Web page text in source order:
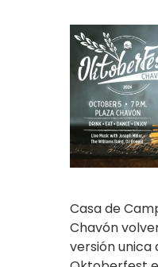
Casa de
Chavón
versión unica